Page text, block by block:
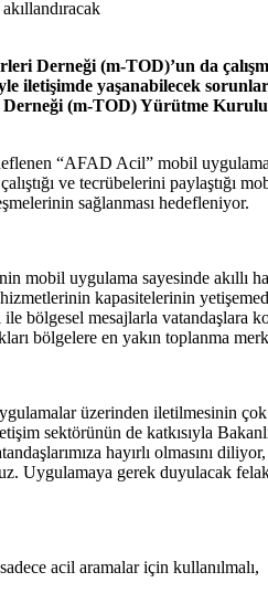
Derneği (m-TOD)’un da
iletişimde yaşanabilecek
(m-TOD) Yürütme
“AFAD Acil” mobil
ve tecrübelerini paylaştığı
sağlanması hedefleniyor.
mobil uygulama sayesinde akıllı
kapasitelerinin
bölgesel mesajlarla
bölgelere en yakın toplanma
üzerinden iletilmesinin
sektörünün de katkısıyla
hayırlı olmasını
Uygulamaya gerek duyulacak
acil aramalar için kullanılmalı,